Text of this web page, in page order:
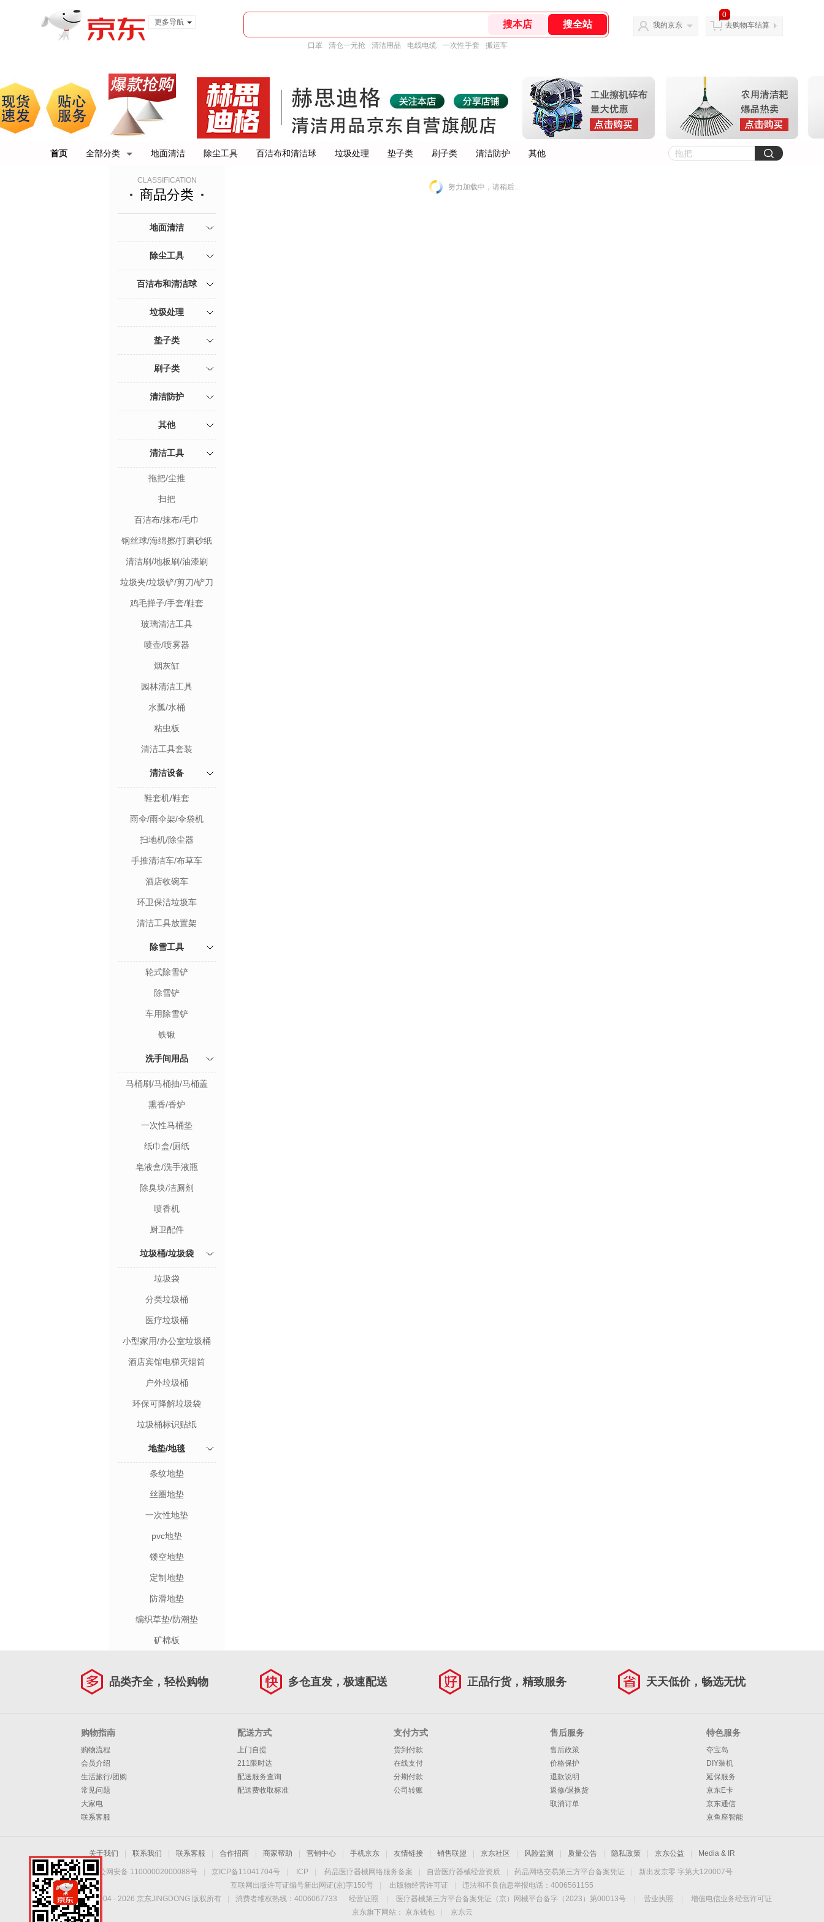
更多导航
口罩 清仓一元抢 清洁用品 电线电缆 一次性手套 搬运车
我的京东
0
去购物车结算
首页 全部分类 地面清洁 除尘工具 百洁布和清洁球 垃圾处理 垫子类 刷子类 清洁防护 其他
CLASSIFICATION
商品分类
地面清洁
除尘工具
百洁布和清洁球
垃圾处理
垫子类
刷子类
清洁防护
其他
清洁工具
拖把/尘推
扫把
百洁布/抹布/毛巾
钢丝球/海绵擦/打磨砂纸
清洁刷/地板刷/油漆刷
垃圾夹/垃圾铲/剪刀/铲刀
鸡毛掸子/手套/鞋套
玻璃清洁工具
喷壶/喷雾器
烟灰缸
园林清洁工具
水瓢/水桶
粘虫板
清洁工具套装
清洁设备
鞋套机/鞋套
雨伞/雨伞架/伞袋机
扫地机/除尘器
手推清洁车/布草车
酒店收碗车
环卫保洁垃圾车
清洁工具放置架
除雪工具
轮式除雪铲
除雪铲
车用除雪铲
铁锹
洗手间用品
马桶刷/马桶抽/马桶盖
熏香/香炉
一次性马桶垫
纸巾盒/厕纸
皂液盒/洗手液瓶
除臭块/洁厕剂
喷香机
厨卫配件
垃圾桶/垃圾袋
垃圾袋
分类垃圾桶
医疗垃圾桶
小型家用/办公室垃圾桶
酒店宾馆电梯灭烟筒
户外垃圾桶
环保可降解垃圾袋
垃圾桶标识贴纸
地垫/地毯
条纹地垫
丝圈地垫
一次性地垫
pvc地垫
镂空地垫
定制地垫
防滑地垫
编织草垫/防潮垫
矿棉板
努力加载中，请稍后...
品类齐全，轻松购物 多仓直发，极速配送 正品行货，精致服务 天天低价，畅选无忧
购物指南
购物流程
会员介绍
生活旅行/团购
常见问题
大家电
联系客服
配送方式
上门自提
211限时达
配送服务查询
配送费收取标准
支付方式
货到付款
在线支付
分期付款
公司转账
售后服务
售后政策
价格保护
退款说明
返修/退换货
取消订单
特色服务
夺宝岛
DIY装机
延保服务
京东E卡
京东通信
京鱼座智能
关于我们 联系我们 联系客服 合作招商 商家帮助 营销中心 手机京东 友情链接 销售联盟 京东社区 风险监测 质量公告 隐私政策 京东公益 Media & IR
京公网安备 11000002000088号 京ICP备11041704号 ICP 药品医疗器械网络服务备案 自营医疗器械经营资质 药品网络交易第三方平台备案凭证
新出发京零 字第大120007号
互联网出版许可证编号新出网证(京)字150号
出版物经营许可证
违法和不良信息举报电话：4006561155
Copyright © 2004 - 2026 京东JINGDONG 版权所有 消费者维权热线：4006067733 经营证照 医疗器械第三方平台备案凭证（京）网械平台备字（2023）第00013号 营业执照
增值电信业务经营许可证
京东旗下网站：
京东钱包 京东云